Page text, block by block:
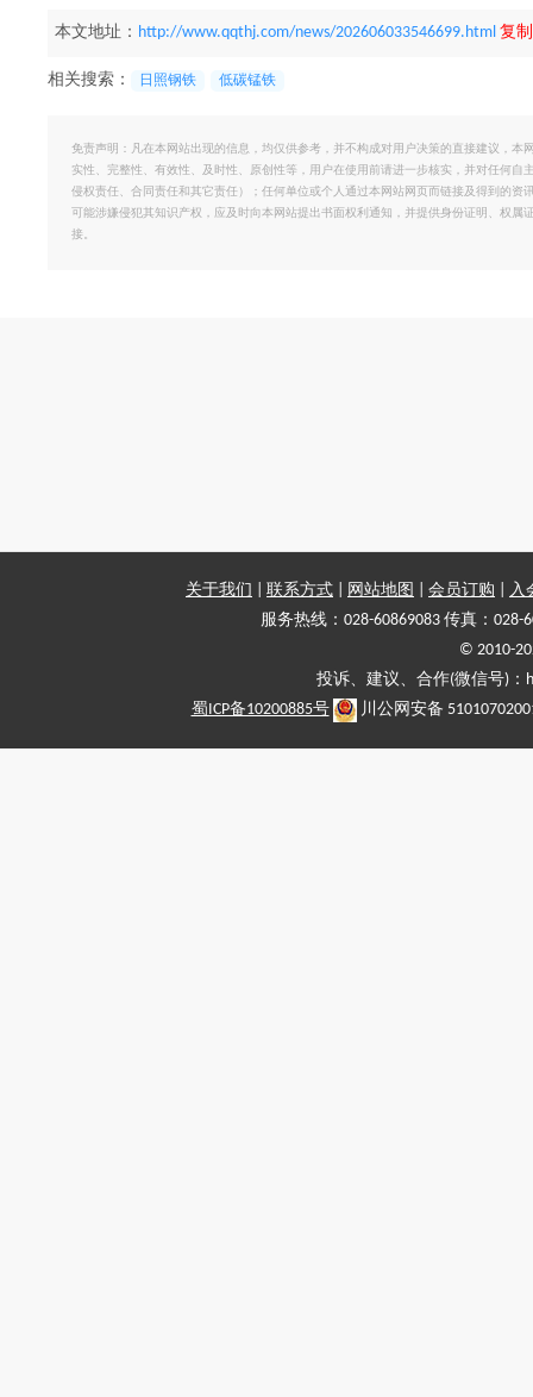
本文地址： http://www.qqthj.com/news/202606033546699.html 复
相关搜索： 日照钢铁 低碳锰铁
免责声明：凡在本网站出现的信息，均仅供参考，并不构成对用户决策的直接建议，
实性、完整性、有效性、及时性、原创性等，用户在使用前请进一步核实，并对任何
侵权责任、合同责任和其它责任）；任何单位或个人通过本网站网页而链接及得到的
可能涉嫌侵犯其知识产权，应及时向本网站提出书面权利通知，并提供身份证明、权
接。
关于我们 联系方式 网站地图 会员订购
入
服务热线：028-60869083 传真：028-
© 2010-
投诉、建议、合作(微信号)
蜀ICP备10200885号
川公网安备